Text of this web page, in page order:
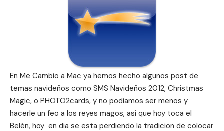
En Me Cambio a Mac ya hemos hecho algunos post de
temas navideños como SMS Navideños 2012, Christmas
Magic, o PHOTO2cards, y no podiamos ser menos y
hacerle un feo a los reyes magos, asi que hoy toca el
Belén, hoy en dia se esta perdiendo la tradicion de colocar